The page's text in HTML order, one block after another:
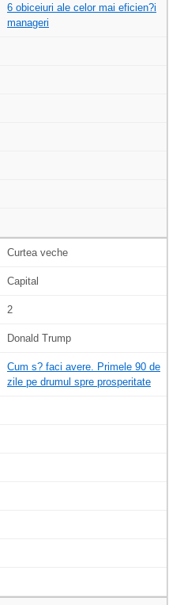
6 obiceiuri ale celor mai eficien?i
manageri
Curtea veche
Capital
2
Donald Trump
Cum s? faci avere. Primele 90 de
zile pe drumul spre prosperitate